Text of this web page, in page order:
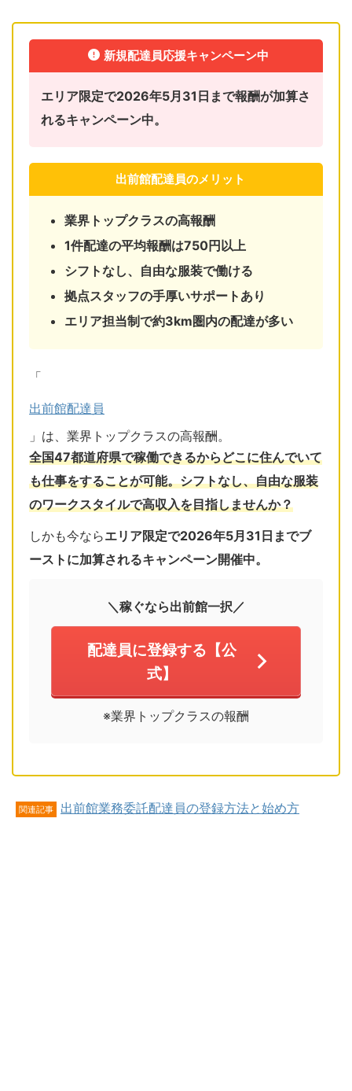
新規配達員応援キャンペーン中
エリア限定で2026年5月31日まで報酬が加算さ
れるキャンペーン中。
出前館配達員のメリット
業界トップクラスの高報酬
1件配達の平均報酬は750円以上
シフトなし、自由な服装で働ける
拠点スタッフの手厚いサポートあり
エリア担当制で約3km圏内の配達が多い
「
出前館配達員
」は、業界トップクラスの高報酬。
全国47都道府県で稼働できるからどこに住んでいて
も仕事をすることが可能。シフトなし、自由な服装
のワークスタイルで高収入を目指しませんか？
しかも今ならエリア限定で2026年5月31日までブ
ーストに加算されるキャンペーン開催中。
＼稼ぐなら出前館一択／
配達員に登録する【公
式】
※業界トップクラスの報酬
関連記事 出前館業務委託配達員の登録方法と始め方